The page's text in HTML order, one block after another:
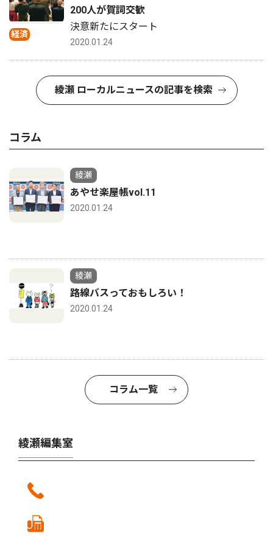
経済
200人が賀詞交歓
決意新たにスタート
2020.01.24
綾瀬 ローカルニュースの記事を検索
コラム
綾瀬
あやせ楽屋帳vol.11
2020.01.24
綾瀬
路線バスっておもしろい！
2020.01.24
コラム一覧
綾瀬編集室